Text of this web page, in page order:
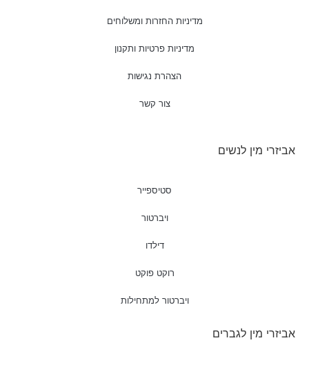
מדיניות החזרות ומשלוחים
מדיניות פרטיות ותקנון
הצהרת נגישות
צור קשר
אביזרי מין לנשים
סטיספייר
ויברטור
דילדו
רוקט פוקט
ויברטור למתחילות
אביזרי מין לגברים